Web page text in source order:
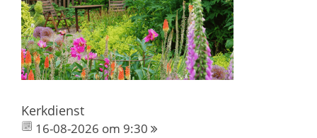
Kerkdienst
16-08-2026 om 9:30